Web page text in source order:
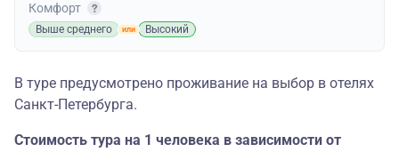
Комфорт
Выше среднего Высокий
В туре предусмотрено проживание на выбор в отелях
Санкт-Петербурга.
Стоимость тура на 1 человека в зависимости от